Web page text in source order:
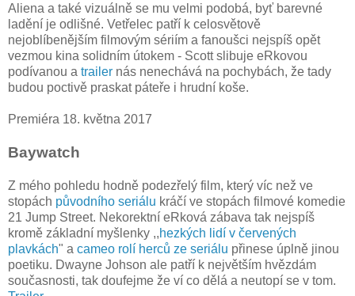
Aliena a také vizuálně se mu velmi podobá, byť barevné
ladění je odlišné. Vetřelec patří k celosvětově
nejoblíbenějším filmovým sériím a fanoušci nejspíš opět
vezmou kina solidním útokem - Scott slibuje eRkovou
podívanou a trailer nás nenechává na pochybách, že tady
budou poctivě praskat páteře i hrudní koše.
Premiéra 18. května 2017
Baywatch
Z mého pohledu hodně podezřelý film, který víc než ve
stopách původního seriálu kráčí ve stopách filmové komedie
21 Jump Street. Nekorektní eRková zábava tak nejspíš
kromě základní myšlenky ,,hezkých lidí v červených
plavkách" a cameo rolí herců ze seriálu přinese úplně jinou
poetiku. Dwayne Johson ale patří k největším hvězdám
současnosti, tak doufejme že ví co dělá a neutopí se v tom.